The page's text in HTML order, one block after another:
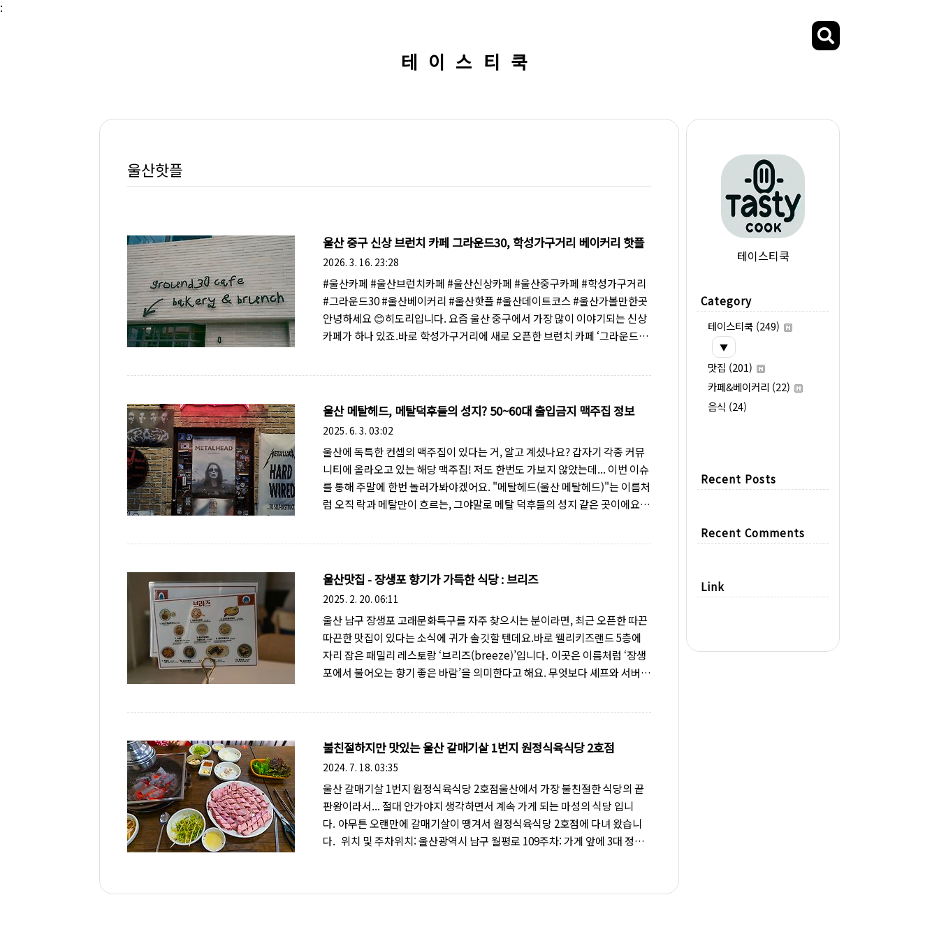
:
본문 바로가기
테이스티쿡
테이스티쿡
Category
테이스티쿡 (249)
▼
맛집 (201)
카페&베이커리 (22)
음식 (24)
Recent Posts
Recent Comments
Link
울산핫플
울산 중구 신상 브런치 카페 그라운드30, 학성가구거리 베이커리 핫플
2026. 3. 16. 23:28
#울산카페 #울산브런치카페 #울산신상카페 #울산중구카페 #학성가구거리
#그라운드30 #울산베이커리 #울산핫플 #울산데이트코스 #울산가볼만한곳
안녕하세요 😊히도리입니다. 요즘 울산 중구에서 가장 많이 이야기되는 신상
카페가 하나 있죠.바로 학성가구거리에 새로 오픈한 브런치 카페 ‘그라운드
니다.브런치 + 베이커리 + 파티룸까지 있는 복합 문화형 카페라서 오픈 전부
터 관심이 꽤 많았던 곳이기도 합니다.그래서 저도 궁금해서 오픈하자마자 다
울산 메탈헤드, 메탈덕후들의 성지? 50~60대 출입금지 맥주집 정보
2025. 6. 3. 03:02
울산에 독특한 컨셉의 맥주집이 있다는 거, 알고 계셨나요? 갑자기 각종 커뮤
니티에 올라오고 있는 해당 맥주집! 저도 한번도 가보지 않았는데... 이번 이슈
를 통해 주말에 한번 놀러가봐야겠어요. "메탈헤드(울산 메탈헤드)"는 이름처
럼 오직 락과 메탈만이 흐르는, 그야말로 메탈 덕후들의 성지 같은 곳이에요!
메탈 음악 감상 공간이라는 컨셉 때문에일반적인 회식 분위기의 손님 유입을
울산맛집 - 장생포 향기가 가득한 식당 : 브리즈
2025. 2. 20. 06:11
울산 남구 장생포 고래문화특구를 자주 찾으시는 분이라면, 최근 오픈한 따끈
따끈한 맛집이 있다는 소식에 귀가 솔깃할 텐데요.바로 웰리키즈랜드 5층에
자리 잡은 패밀리 레스토랑 ‘브리즈(breeze)’입니다. 이곳은 이름처럼 ‘장생
포에서 불어오는 향기 좋은 바람’을 의미한다고 해요. 무엇보다 셰프와 서버
박물관 공영주차장을 이용하시면 편리합니다. 특히 전기차를 이용하시는분
불친절하지만 맛있는 울산 갈매기살 1번지 원정식육식당 2호점
2024. 7. 18. 03:35
울산 갈매기살 1번지 원정식육식당 2호점울산에서 가장 불친절한 식당의 끝
판왕이라서... 절대 안가야지 생각하면서 계속 가게 되는 마성의 식당 입니
다. 아무튼 오랜만에 갈매기살이 땡겨서 원정식육식당 2호점에 다녀 왔습니
다. 위치 및 주차위치: 울산광역시 남구 월평로 109주차: 가게 앞에 3대 정도
좀 더 깨끗하다고 하네요. 우리는 신정점에 방문했어요. 본점은 친절하겠죠?